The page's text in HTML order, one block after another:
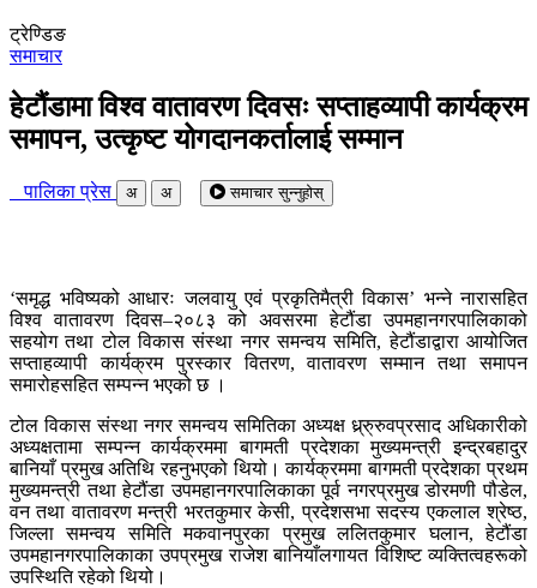
ट्रेण्डिङ
समाचार
हेटौंडामा विश्व वातावरण दिवसः सप्ताहव्यापी कार्यक्रम
समापन, उत्कृष्ट योगदानकर्तालाई सम्मान
पालिका प्रेस अ अ समाचार सुन्नुहोस्
‘समृद्ध भविष्यको आधारः जलवायु एवं प्रकृतिमैत्री विकास’ भन्ने नारासहित
विश्व वातावरण दिवस–२०८३ को अवसरमा हेटौंडा उपमहानगरपालिकाको
सहयोग तथा टोल विकास संस्था नगर समन्वय समिति, हेटौंडाद्वारा आयोजित
सप्ताहव्यापी कार्यक्रम पुरस्कार वितरण, वातावरण सम्मान तथा समापन
समारोहसहित सम्पन्न भएको छ ।
टोल विकास संस्था नगर समन्वय समितिका अध्यक्ष ध्र्रु्रुवप्रसाद अधिकारीको
अध्यक्षतामा सम्पन्न कार्यक्रममा बागमती प्रदेशका मुख्यमन्त्री इन्द्रबहादुर
बानियाँ प्रमुख अतिथि रहनुभएको थियो। कार्यक्रममा बागमती प्रदेशका प्रथम
मुख्यमन्त्री तथा हेटौंडा उपमहानगरपालिकाका पूर्व नगरप्रमुख डोरमणी पौडेल,
वन तथा वातावरण मन्त्री भरतकुमार केसी, प्रदेशसभा सदस्य एकलाल श्रेष्ठ,
जिल्ला समन्वय समिति मकवानपुरका प्रमुख ललितकुमार घलान, हेटौंडा
उपमहानगरपालिकाका उपप्रमुख राजेश बानियाँलगायत विशिष्ट व्यक्तित्वहरूको
उपस्थिति रहेको थियो।